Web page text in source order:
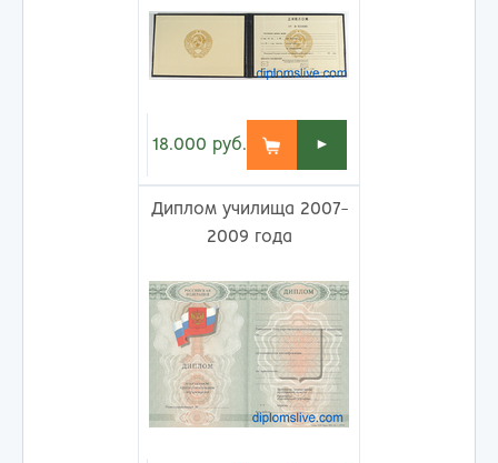
18.000 руб. ►
Диплом училища 2007-
2009 года